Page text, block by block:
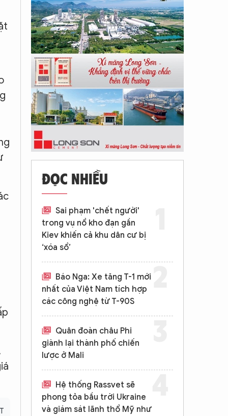
ĐỌC NHIỀU
Sai phạm 'chết người'
trong vụ nổ kho đạn gần
Kiev khiến cả khu dân cư bị
‘xóa sổ’
Báo Nga: Xe tăng T-1 mới
nhất của Việt Nam tích hợp
các công nghệ từ T-90S
Quân đoàn châu Phi
giành lại thành phố chiến
lược ở Mali
Hệ thống Rassvet sẽ
phong tỏa bầu trời Ukraine
và giám sát lãnh thổ Mỹ như